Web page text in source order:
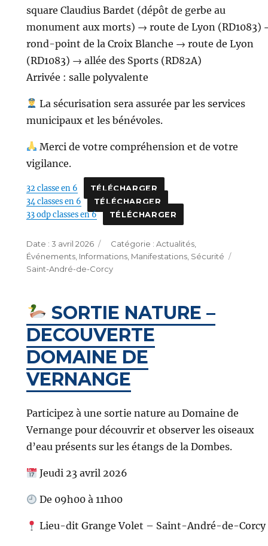
square Claudius Bardet (dépôt de gerbe au
monument aux morts) → route de Lyon (RD1083)
rond-point de la Croix Blanche → route de Lyon
(RD1083) → allée des Sports (RD82A)
Arrivée : salle polyvalente
La sécurisation sera assurée par les services
municipaux et les bénévoles.
Merci de votre compréhension et de votre
vigilance.
32 classe en 6 TÉLÉCHARGER
34 classes en 6 TÉLÉCHARGER
33 odp classes en 6 TÉLÉCHARGER
Publié
le
3 avril 2026 Catégories
Actualités,
Événements, Informations, Manifestations, Sécurité
Saint-André-de-Corcy
SORTIE NATURE –
DECOUVERTE
DOMAINE DE
VERNANGE
Participez à une sortie nature au Domaine de
Vernange pour découvrir et observer les oiseaux
d’eau présents sur les étangs de la Dombes.
Jeudi 23 avril 2026
De 09h00 à 11h00
Lieu-dit Grange Volet – Saint-André-de-Corcy